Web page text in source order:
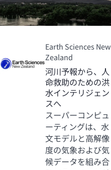
Earth Sciences New
Zealand
河川予報から、人
命救助のための洪
水インテリジェン
スへ
スーパーコンピュ
ーティングは、水
文モデルと高解像
度の気象および気
候データを組み合